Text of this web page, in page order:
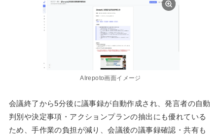
AIrepoto画面イメージ
会議終了から5分後に議事録が自動作成され、発言者の自動
判別や決定事項・アクションプランの抽出にも優れている
ため、手作業の負担が減り、会議後の議事録確認・共有も